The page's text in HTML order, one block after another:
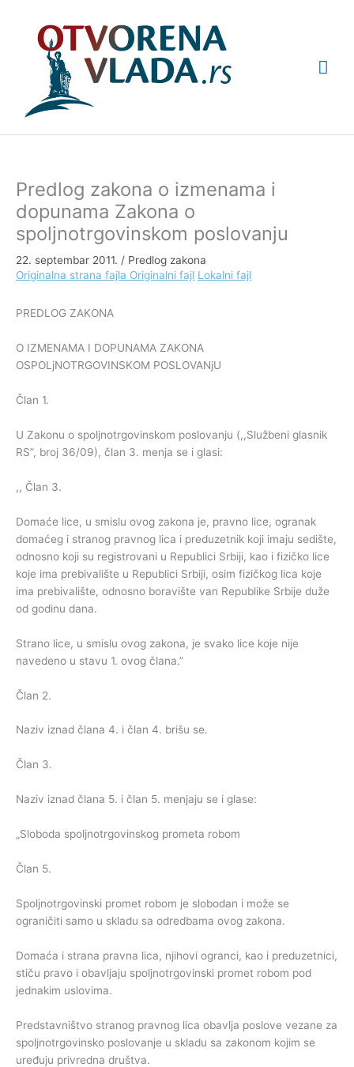
Predlog zakona o izmenama i
dopunama Zakona o
spoljnotrgovinskom poslovanju
22. septembar 2011. / Predlog zakona
Originalna strana fajla Originalni fajl Lokalni fajl
PREDLOG ZAKONA
O IZMENAMA I DOPUNAMA ZAKONA
OSPOLjNOTRGOVINSKOM POSLOVANjU
Član 1.
U Zakonu o spoljnotrgovinskom poslovanju (,,Službeni glasnik
RS”, broj 36/09), član 3. menja se i glasi:
,, Član 3.
Domaće lice, u smislu ovog zakona je, pravno lice, ogranak
domaćeg i stranog pravnog lica i preduzetnik koji imaju sedište,
odnosno koji su registrovani u Republici Srbiji, kao i fizičko lice
koje ima prebivalište u Republici Srbiji, osim fizičkog lica koje
ima prebivalište, odnosno boravište van Republike Srbije duže
od godinu dana.
Strano lice, u smislu ovog zakona, je svako lice koje nije
navedeno u stavu 1. ovog člana.”
Član 2.
Naziv iznad člana 4. i član 4. brišu se.
Član 3.
Naziv iznad člana 5. i član 5. menjaju se i glase:
„Sloboda spoljnotrgovinskog prometa robom
Član 5.
Spoljnotrgovinski promet robom je slobodan i može se
ograničiti samo u skladu sa odredbama ovog zakona.
Domaća i strana pravna lica, njihovi ogranci, kao i preduzetnici,
stiču pravo i obavljaju spoljnotrgovinski promet robom pod
jednakim uslovima.
Predstavništvo stranog pravnog lica obavlja poslove vezane za
spoljnotrgovinsko poslovanje u skladu sa zakonom kojim se
uređuju privredna društva.